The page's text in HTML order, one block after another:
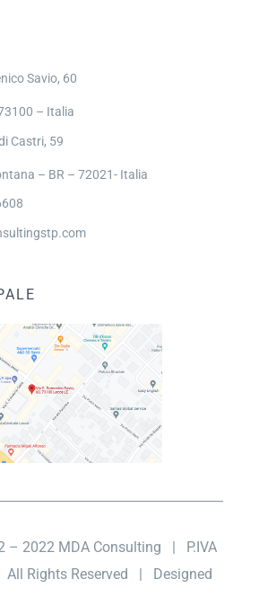
Savio, 60
– Italia
Castri, 59
– BR – 72021- Italia
– 2022 MDA Consulting | P.IVA
All Rights Reserved | Designed